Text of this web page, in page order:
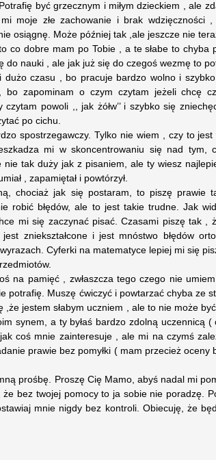
być grzecznym i miłym dzieckiem , ale
moje złe zachowanie i brak wdzięczności
osiągnę. Może później tak ,ale jeszcze nie
co dobre mam po Tobie , a te słabe to chyba
do nauki , ale jak już się do czegoś wezmę to
dużo czasu , bo pracuje bardzo wolno i
bo zapominam o czym czytam jeżeli chcę
powoli ,, jak żółw’’ i szybko się
po cichu.
spostrzegawczy. Tylko nie wiem , czy to
mi w skoncentrowaniu się nad tym,
nie tak duży jak z pisaniem, ale ty wiesz
, zapamiętał i powtórzył.
chociaż jak się postaram, to piszę prawie
robić błędów, ale to jest takie trudne. Jak
mi się zaczynać pisać. Czasami piszę tak ,
zniekształcone i jest mnóstwo błędów
Cyferki na matematyce lepiej mi się
na pamięć , zwłaszcza tego czego nie
potrafię. Muszę ćwiczyć i powtarzać chyba ze
jestem słabym uczniem , ale to nie może
synem, a ty byłaś bardzo zdolną uczennicą (
coś mnie zainteresuje , ale mi na czymś
prawie bez pomyłki ( mam przecież oceny
prośbę. Proszę Cię Mamo, abyś nadal mi
bez twojej pomocy to ja sobie nie poradzę.
mnie nigdy bez kontroli. Obiecuję, że